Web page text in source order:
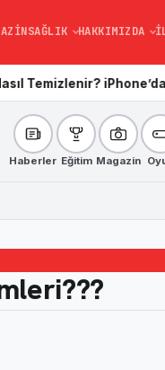
SAĞLIK HAKKIMIZDA
Depolama
Haberler Eğitim Magazin